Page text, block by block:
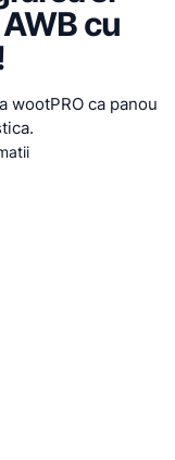
cu
wootPRO ca panou